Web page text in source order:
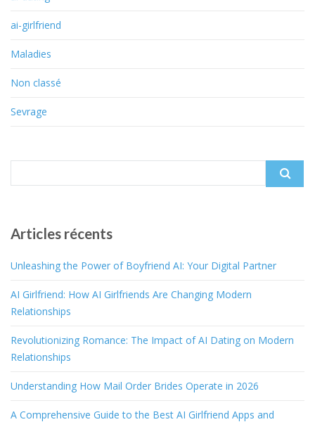
ai-girlfriend
Maladies
Non classé
Sevrage
for:
Articles récents
Unleashing the Power of Boyfriend AI: Your Digital Partner
AI Girlfriend: How AI Girlfriends Are Changing Modern
Relationships
Revolutionizing Romance: The Impact of AI Dating on Modern
Relationships
Understanding How Mail Order Brides Operate in 2026
A Comprehensive Guide to the Best AI Girlfriend Apps and